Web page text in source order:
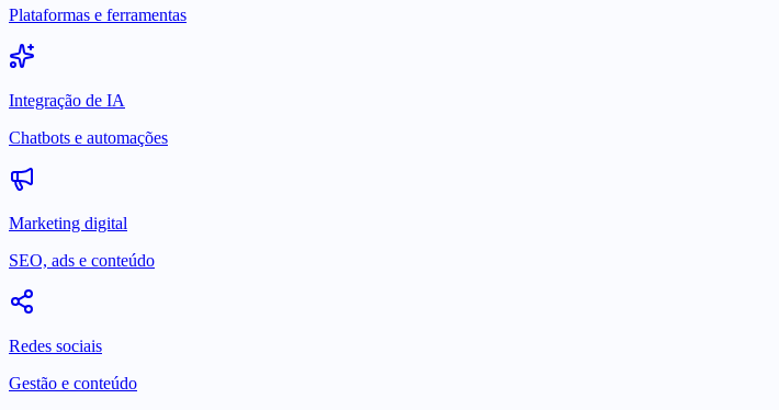
Plataformas e ferramentas
Integração de IA
Chatbots e automações
Marketing digital
SEO, ads e conteúdo
Redes sociais
Gestão e conteúdo